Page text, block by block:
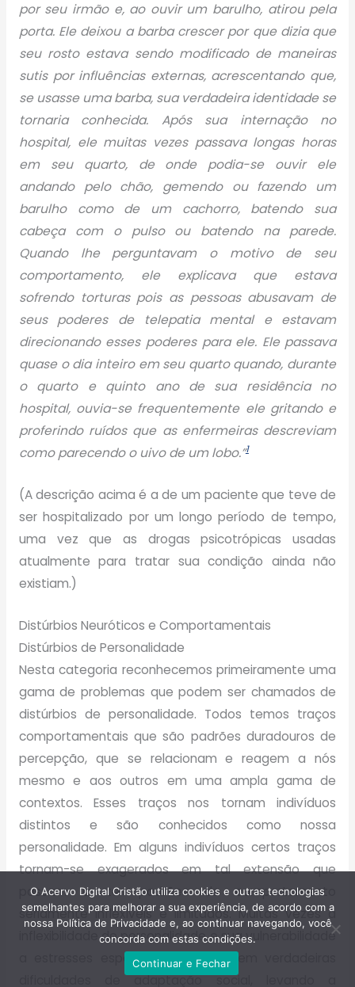
por seu irmão e, ao ouvir um barulho, atirou pela
porta. Ele deixou a barba crescer por que dizia que
seu rosto estava sendo modificado de maneiras
sutis por influências externas, acrescentando que,
se usasse uma barba, sua verdadeira identidade se
tornaria conhecida. Após sua internação no
hospital, ele muitas vezes passava longas horas
em seu quarto, de onde podia-se ouvir ele
andando pelo chão, gemendo ou fazendo um
barulho como de um cachorro, batendo sua
cabeça com o pulso ou batendo na parede.
Quando lhe perguntavam o motivo de seu
comportamento, ele explicava que estava
sofrendo torturas pois as pessoas abusavam de
seus poderes de telepatia mental e estavam
direcionando esses poderes para ele. Ele passava
quase o dia inteiro em seu quarto quando, durante
o quarto e quinto ano de sua residência no
hospital, ouvia-se frequentemente ele gritando e
proferindo ruídos que as enfermeiras descreviam
como parecendo o uivo de um lobo.”1
(A descrição acima é a de um paciente que teve de
ser hospitalizado por um longo período de tempo,
uma vez que as drogas psicotrópicas usadas
atualmente para tratar sua condição ainda não
existiam.)
Distúrbios Neuróticos e Comportamentais
Distúrbios de Personalidade
Nesta categoria reconhecemos primeiramente uma
gama de problemas que podem ser chamados de
distúrbios de personalidade. Todos temos traços
comportamentais que são padrões duradouros de
percepção, que se relacionam e reagem a nós
mesmo e aos outros em uma ampla gama de
contextos. Esses traços nos tornam indivíduos
distintos e são conhecidos como nossa
personalidade. Em alguns indivíduos certos traços
tornam-se exagerados em tal extensão que
passam a ter padrões de comportamento
seriamente inflexíveis e limitados. Muitas vezes a
inflexibilidade de personalidade e sua vulnerabilidade
a estresses específicos resultam em verdadeiras
dificuldades de adaptação social, levando a
O Acervo Digital Cristão utiliza cookies e outras tecnologias
semelhantes para melhorar a sua experiência, de acordo com a
nossa Política de Privacidade e, ao continuar navegando, você
concorda com estas condições.
Continuar e Fechar